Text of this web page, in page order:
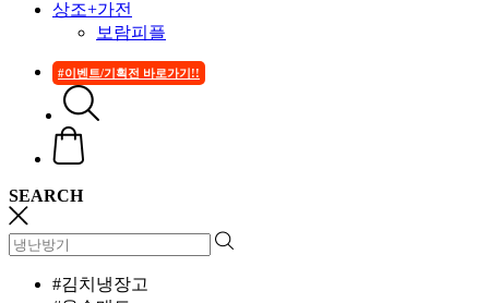
상조+가전
보람피플
#이벤트/기획전 바로가기!!
SEARCH
#김치냉장고